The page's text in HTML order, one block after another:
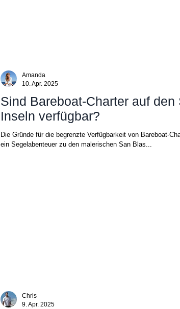
Sind Bareboat-Charter auf den
Inseln verfügbar?
Die Gründe für die begrenzte Verfügbarkeit von Bareboat-
ein Segelabenteuer zu den malerischen San Blas...
Amanda
10. Apr. 2025
Chris
9. Apr. 2025